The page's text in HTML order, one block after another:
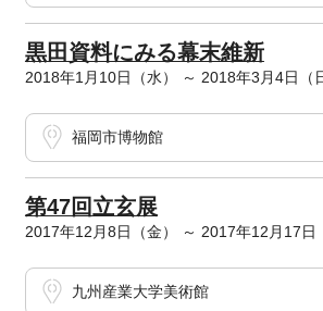
黒田資料にみる幕末維新
2018年1月10日（水） ～ 2018年3月4日（
福岡市博物館
第47回立玄展
2017年12月8日（金） ～ 2017年12月17日
九州産業大学美術館